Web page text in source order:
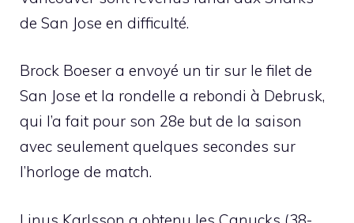
de San Jose en difficulté.
Brock Boeser a envoyé un tir sur le filet de
San Jose et la rondelle a rebondi à Debrusk,
qui l’a fait pour son 28e but de la saison
avec seulement quelques secondes sur
l’horloge de match.